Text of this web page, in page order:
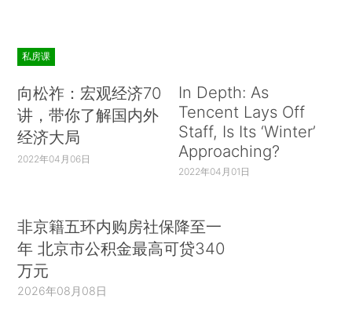
私房课
向松祚：宏观经济70
讲，带你了解国内外
经济大局
2022年04月06日
In Depth: As
Tencent Lays Off
Staff, Is Its ‘Winter’
Approaching?
2022年04月01日
非京籍五环内购房社保降至一
年 北京市公积金最高可贷340
万元
2026年08月08日